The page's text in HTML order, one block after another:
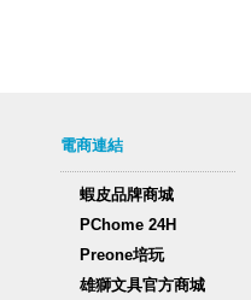
電商連結
蝦皮品牌商城
PChome 24H
Preone培玩
雄獅文具官方商城